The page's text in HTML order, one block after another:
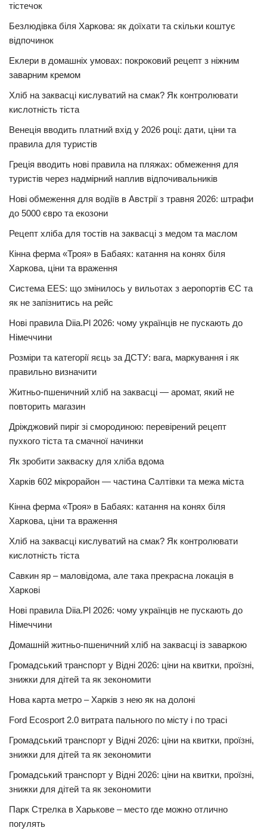
тістечок
Безлюдівка біля Харкова: як доїхати та скільки коштує
відпочинок
Еклери в домашніх умовах: покроковий рецепт з ніжним
заварним кремом
Хліб на заквасці кислуватий на смак? Як контролювати
кислотність тіста
Венеція вводить платний вхід у 2026 році: дати, ціни та
правила для туристів
Греція вводить нові правила на пляжах: обмеження для
туристів через надмірний наплив відпочивальників
Нові обмеження для водіїв в Австрії з травня 2026: штрафи
до 5000 євро та екозони
Рецепт хліба для тостів на заквасці з медом та маслом
Кінна ферма «Троя» в Бабаях: катання на конях біля
Харкова, ціни та враження
Система EES: що змінилось у вильотах з аеропортів ЄС та
як не запізнитись на рейс
Нові правила Diia.Pl 2026: чому українців не пускають до
Німеччини
Розміри та категорії яєць за ДСТУ: вага, маркування і як
правильно визначити
Житньо-пшеничний хліб на заквасці — аромат, який не
повторить магазин
Дріжджовий пиріг зі смородиною: перевірений рецепт
пухкого тіста та смачної начинки
Як зробити закваску для хліба вдома
Харків 602 мікрорайон — частина Салтівки та межа міста
Кінна ферма «Троя» в Бабаях: катання на конях біля
Харкова, ціни та враження
Хліб на заквасці кислуватий на смак? Як контролювати
кислотність тіста
Савкин яр – маловідома, але така прекрасна локація в
Харкові
Нові правила Diia.Pl 2026: чому українців не пускають до
Німеччини
Домашній житньо-пшеничний хліб на заквасці із заваркою
Громадський транспорт у Відні 2026: ціни на квитки, проїзні,
знижки для дітей та як зекономити
Нова карта метро – Харків з нею як на долоні
Ford Ecosport 2.0 витрата пального по місту і по трасі
Громадський транспорт у Відні 2026: ціни на квитки, проїзні,
знижки для дітей та як зекономити
Громадський транспорт у Відні 2026: ціни на квитки, проїзні,
знижки для дітей та як зекономити
Парк Стрелка в Харькове – место где можно отлично
погулять